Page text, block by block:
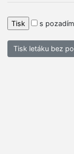
s pozadím
Tisk letáku bez